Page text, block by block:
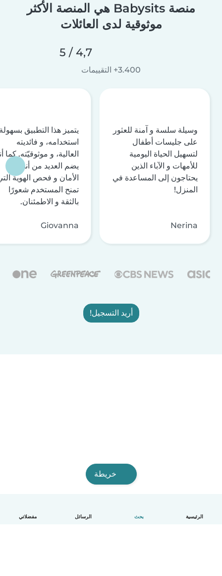
الرئيسية بحث الرسائل مفضلاتي
منصة Babysits هي المنصة الأكثر
موثوقية لدى العائلات
4,7 / 5
3.400+ التقييمات
وسيلة سلسة و آمنة للعثور
على جليسات أطفال
لتسهيل الحياة اليومية
للأمهات و الآباء الذين
يحتاجون إلى المساعدة في
المنزل!
Nerina
يتميز هذا التطبيق
استخدامه، و فائديته
العالية، و موثوقيّته. كما
يضم العديد من أنظمة
الأمان و فحص الهوية
تمنح المستخدم شعورًا
بالثقة و الاطمئنان.
Giovanna
أريد التسجيل!
خريطة